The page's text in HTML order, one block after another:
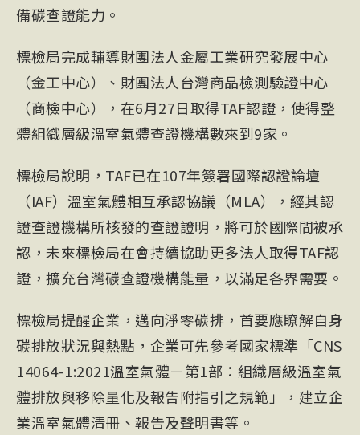
備碳查證能力。
標檢局完成輔導財團法人金屬工業研究發展中心
（金工中心）、財團法人台灣商品檢測驗證中心
（商檢中心），在6月27日取得TAF認證，使得整
體組織層級溫室氣體查證機構數來到9家。
標檢局說明，TAF已在107年簽署國際認證論壇
（IAF）溫室氣體相互承認協議（MLA），經其認
證查證機構所核發的查證證明，將可於國際間被承
認，未來標檢局在會持續協助更多法人取得TAF認
證，擴充台灣碳查證機構能量，以滿足各界需要。
標檢局提醒企業，邁向淨零碳排，首要應瞭解自身
碳排放狀況與熱點，企業可先參考國家標準「CNS
14064-1:2021溫室氣體－第1部：組織層級溫室氣
體排放與移除量化及報告附指引之規範」，建立企
業溫室氣體清冊、報告及聲明書等。